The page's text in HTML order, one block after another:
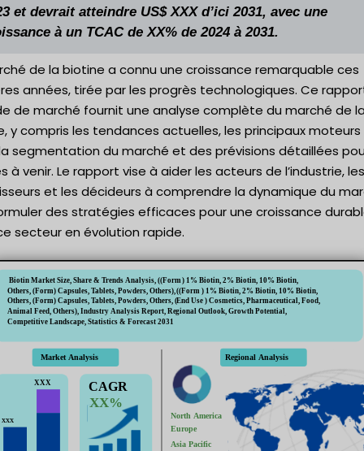
et devrait atteindre US$ XXX d’ici 2031, avec une
à un TCAC de XX% de 2024 à 2031.
de la biotine a connu une croissance remarquable ces
années, tirée par les progrès technologiques. Ce
de marché fournit une analyse complète du marché de
y compris les tendances actuelles, les principaux
segmentation du marché et des prévisions détaillées
à venir. Le rapport vise à aider les acteurs de l’industrie, les
et les décideurs à comprendre la dynamique du
des stratégies efficaces pour une croissance
secteur en évolution rapide.